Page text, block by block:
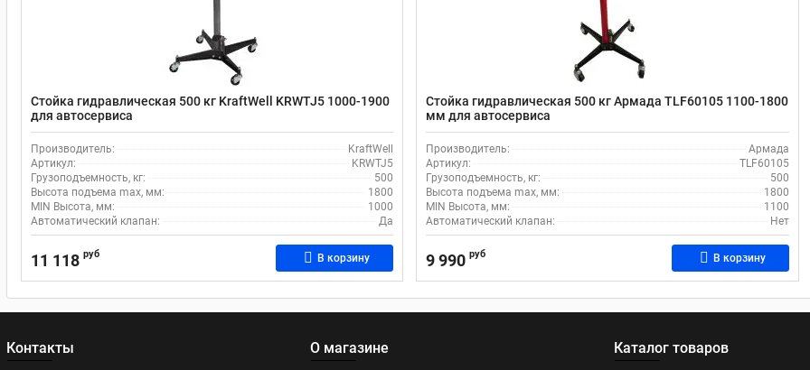
Стойка гидравлическая 500 кг KraftWell KRWTJ5 1000-1900
для автосервиса
Производитель:
KraftWell
Артикул:
KRWTJ5
Грузоподъемность, кг:
500
Высота подъема max, мм:
1800
MIN Высота, мм:
1000
Автоматический клапан:
Да
11 118 руб В корзину
Стойка гидравлическая 500 кг Армада TLF60105 1100-1800
мм для автосервиса
Производитель:
Армада
Артикул:
TLF60105
Грузоподъемность, кг:
500
Высота подъема max, мм:
1800
MIN Высота, мм:
1100
Автоматический клапан:
Нет
9 990 руб В корзину
Контакты О магазине Каталог товаров